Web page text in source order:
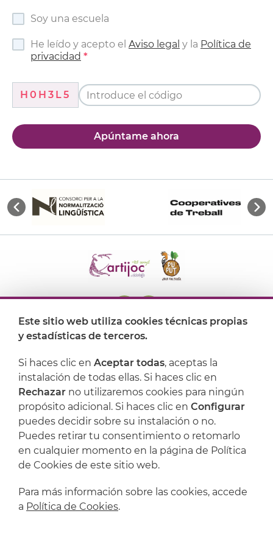
Soy una escuela
He leído y acepto el Aviso legal y la Política de
privacidad
H0H3L5
Apúntame ahora
Dónde encontrarnos
Artijoc
Soporte
Este sitio web utiliza cookies técnicas propias
y estadísticas de terceros.
Si haces clic en Aceptar todas, aceptas la
instalación de todas ellas. Si haces clic en
Rechazar no utilizaremos cookies para ningún
propósito adicional. Si haces clic en Configurar
puedes decidir sobre su instalación o no.
Puedes retirar tu consentimiento o retomarlo
en cualquier momento en la página de Política
de Cookies de este sitio web.
Para más información sobre las cookies, accede
a Política de Cookies.